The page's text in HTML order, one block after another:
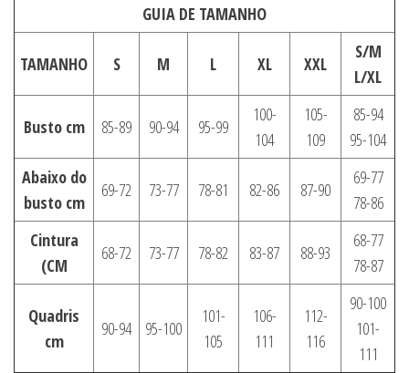
GUIA DE TAMANHO
TAMANHO S M L XL XXL
S/M
L/XL
Busto cm 85-89 90-94 95-99
100-
104
105-
109
85-94
95-104
Abaixo do
busto cm
69-72 73-77 78-81 82-86 87-90
69-77
78-86
Cintura
(CM
68-72 73-77 78-82 83-87 88-93
68-77
78-87
Quadris
cm
90-94 95-100
101-
105
106-
111
112-
116
90-100
101-
111